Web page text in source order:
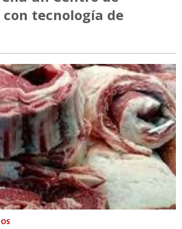
con tecnología de